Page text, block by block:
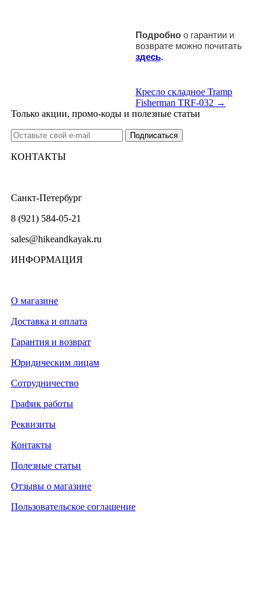
Подробно о гарантии и
возврате можно почитать
здесь.
Кресло складное Tramp
Fisherman TRF-032 →
Только акции, промо-коды и полезные статьи
КОНТАКТЫ
Санкт-Петербург
8 (921) 584-05-21
sales@hikeandkayak.ru
ИНФОРМАЦИЯ
О магазине
Доставка и оплата
Гарантия и возврат
Юридическим лицам
Сотрудничество
График работы
Реквизиты
Контакты
Полезные статьи
Отзывы о магазине
Пользовательское соглашение